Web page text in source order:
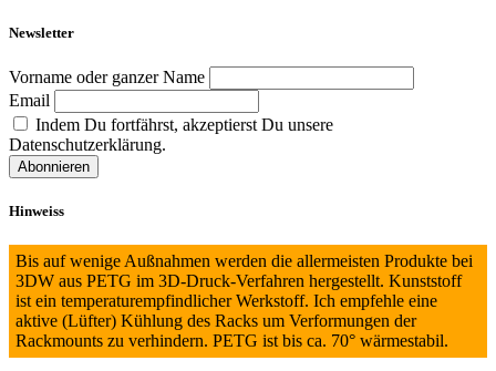
Newsletter
Vorname oder ganzer Name
Email
Indem Du fortfährst, akzeptierst Du unsere
Datenschutzerklärung.
Hinweiss
Bis auf wenige Außnahmen werden die allermeisten Produkte bei
3DW aus PETG im 3D-Druck-Verfahren hergestellt. Kunststoff
ist ein temperaturempfindlicher Werkstoff. Ich empfehle eine
aktive (Lüfter) Kühlung des Racks um Verformungen der
Rackmounts zu verhindern. PETG ist bis ca. 70° wärmestabil.